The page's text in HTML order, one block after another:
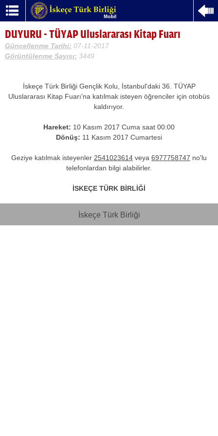
DUYURU - TÜYAP Uluslararası Kitap Fuarı
Güncellenme Tarihi: 07-11-2017
Görüntülenme Sayısı: 3449
İskeçe Türk Birliği Gençlik Kolu, İstanbul'daki 36. TÜYAP
Uluslararası Kitap Fuarı'na katılmak isteyen öğrenciler için otobüs
kaldırıyor.
Hareket: 10 Kasım 2017 Cuma saat 00:00
Dönüş: 11 Kasım 2017 Cumartesi
Geziye katılmak isteyenler 2541023614 veya 6977758747 no'lu
telefonlardan bilgi alabilirler.
İSKEÇE TÜRK BİRLİĞİ
İskeçe Türk Birliği